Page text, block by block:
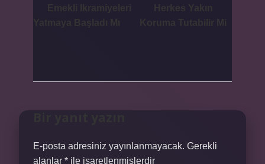
E-posta adresiniz yayınlanmayacak. Gerekli
alanlar * ile işaretlenmişlerdir